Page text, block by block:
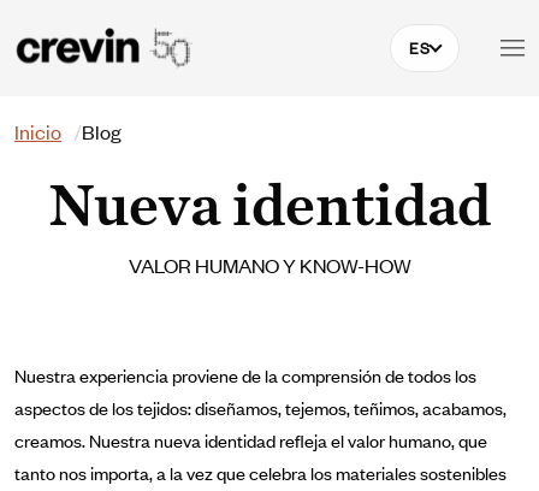
ES
Buscar
Inicio Blog
Nueva identidad
VALOR HUMANO Y KNOW-HOW
Nuestra experiencia proviene de la comprensión de todos los
aspectos de los tejidos: diseñamos, tejemos, teñimos, acabamos,
creamos. Nuestra nueva identidad refleja el valor humano, que
tanto nos importa, a la vez que celebra los materiales sostenibles